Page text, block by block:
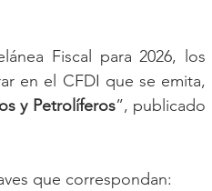
Fiscal para 2026, los
en el CFDI que se emita,
y Petrolíferos”, publicado
que correspondan: